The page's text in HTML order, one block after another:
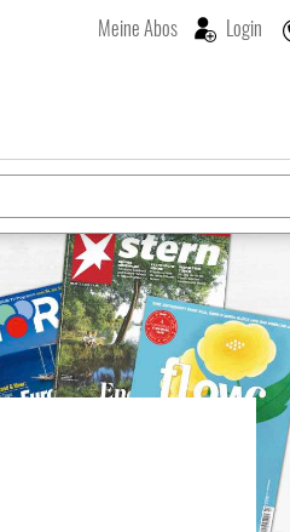
Meine Abos Login